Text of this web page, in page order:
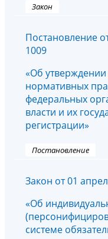
Закон
Постановление
1009
«Об
нормативных
федеральных
власти и их
регистрации»
Постановление
Закон от 01
«Об
системе